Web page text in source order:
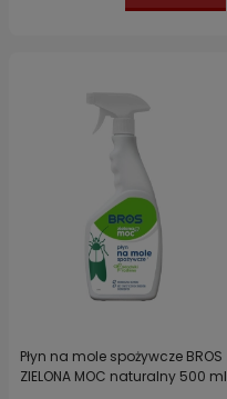
Płyn na mole spożywcze BROS
ZIELONA MOC naturalny 500 ml